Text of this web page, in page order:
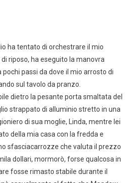
ha tentato di orchestrare il mio
riposo, ha eseguito la manovra
passi da dove il mio arrosto di
sul tavolo da pranzo.
dietro la pesante porta smaltata del
strappato di alluminio stretto in una
di sua moglie, Linda, mentre lei
della mia casa con la fredda e
sfasciacarrozze che valuta il prezzo
dollari, mormorò, forse qualcosa in
fosse rimasto stabile durante il